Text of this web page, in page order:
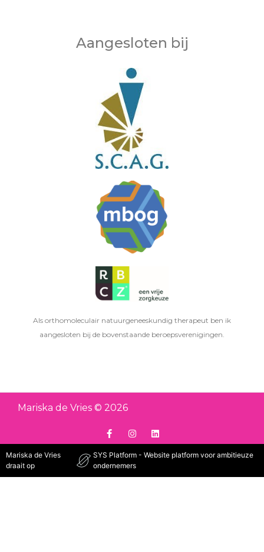
Aangesloten bij
Als orthomoleculair natuurgeneeskundig therapeut ben ik
aangesloten bij de bovenstaande beroepsverenigingen.
Mariska de Vries © 2026
Mariska de Vries
draait op
SYS Platform - Website platform voor ambitieuze
ondernemers